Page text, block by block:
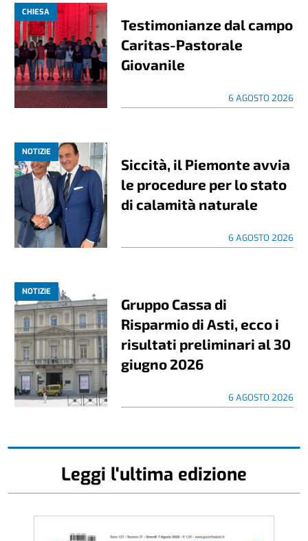
CHIESA
Testimonianze dal campo
Caritas-Pastorale
Giovanile
6 AGOSTO 2026
NOTIZIE
Siccità, il Piemonte avvia
le procedure per lo stato
di calamità naturale
6 AGOSTO 2026
NOTIZIE
Gruppo Cassa di
Risparmio di Asti, ecco i
risultati preliminari al 30
giugno 2026
6 AGOSTO 2026
Leggi l'ultima edizione